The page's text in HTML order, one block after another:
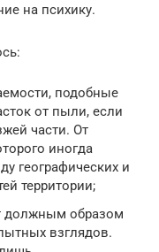
на психику.
подобные
от пыли, если
части. От
иногда
географических и
территории;
должным образом
взглядов.